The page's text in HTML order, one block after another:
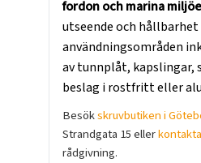
fordon och marina
utseende och
användningsområden
av tunnplåt, kapslingar,
beslag i rostfritt eller
Besökskruvbutiken i
Strandgata 15 eller
rådgivning.